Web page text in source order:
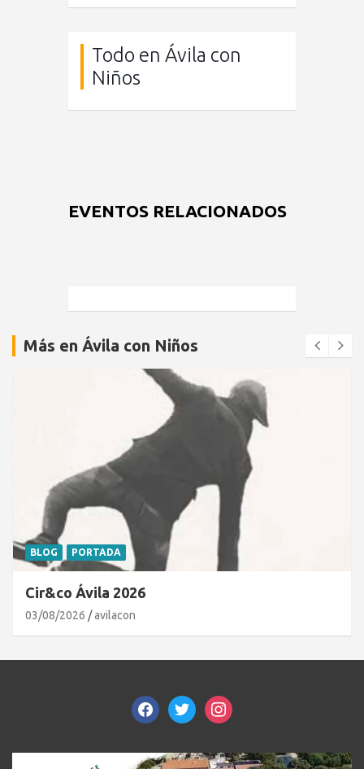
Todo en Ávila con
Niños
EVENTOS RELACIONADOS
Más en Ávila con Niños
BLOG PORTADA
Cir&co Ávila 2026
03/08/2026 avilacon
facebooktwitterinstagram